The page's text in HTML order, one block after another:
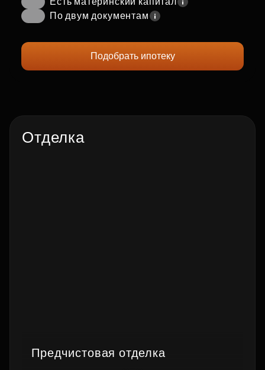
По двум документам
Подобрать ипотеку
Отделка
Предчистовая отделка